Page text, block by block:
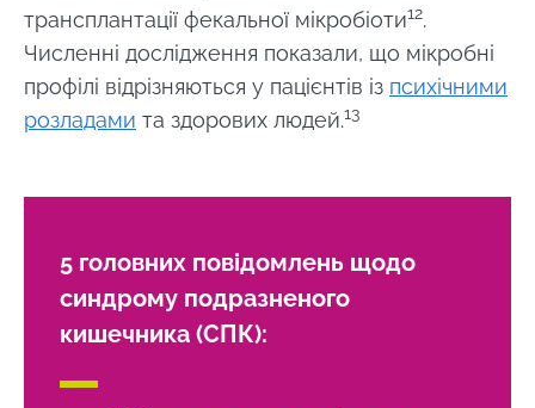
трансплантації фекальної мікробіоти12.
Численні дослідження показали, що мікробні
профілі відрізняються у пацієнтів із психічними
розладами та здорових людей.13
5 головних повідомлень щодо
синдрому подразненого
кишечника (СПК):